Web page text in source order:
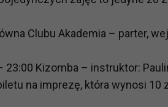
Clubu Akademia – parter,
23:00 Kizomba – instruktor:
na imprezę, która wynosi 10
potrzebom
Komu możemy przekazać
np. agencjom marketingowym,
obowiązującego prawa np.